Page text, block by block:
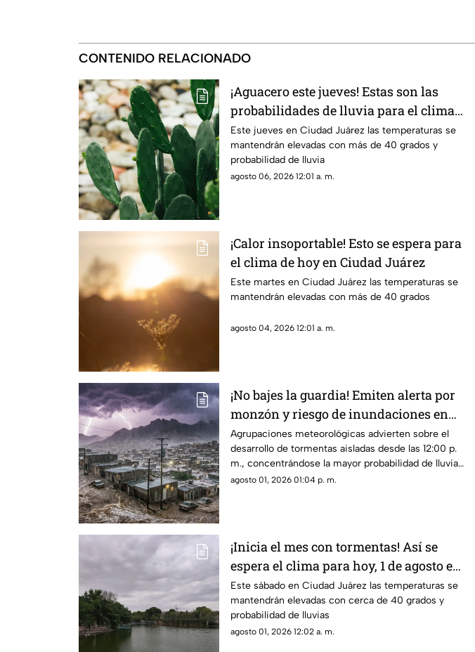
CONTENIDO RELACIONADO
¡Aguacero este jueves! Estas son las
probabilidades de lluvia para el clima
de hoy en Ciudad Juárez
Este jueves en Ciudad Juárez las temperaturas se
mantendrán elevadas con más de 40 grados y
probabilidad de lluvia
agosto 06, 2026 12:01 a. m.
¡Calor insoportable! Esto se espera para
el clima de hoy en Ciudad Juárez
Este martes en Ciudad Juárez las temperaturas se
mantendrán elevadas con más de 40 grados
agosto 04, 2026 12:01 a. m.
¡No bajes la guardia! Emiten alerta por
monzón y riesgo de inundaciones en
Ciudad Juárez y El Paso
Agrupaciones meteorológicas advierten sobre el
desarrollo de tormentas aisladas desde las 12:00 p.
m., concentrándose la mayor probabilidad de lluvia
entre las 5:00 de la tarde y las 10:00 de la noche
agosto 01, 2026 01:04 p. m.
¡Inicia el mes con tormentas! Así se
espera el clima para hoy, 1 de agosto en
Ciudad Juárez
Este sábado en Ciudad Juárez las temperaturas se
mantendrán elevadas con cerca de 40 grados y
probabilidad de lluvias
agosto 01, 2026 12:02 a. m.